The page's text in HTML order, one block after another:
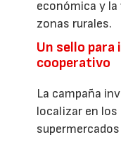
económica y
zonas rurales.
Un sello
cooperativo
La campaña
localizar en los